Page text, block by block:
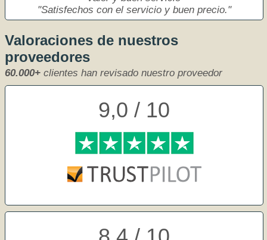
Satisfechos con el servicio y buen precio.
Valoraciones de nuestros
proveedores
60.000+ clientes han revisado nuestro proveedor
9,0 / 10